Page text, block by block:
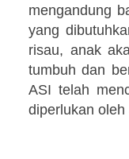
mengandung
yang
risau, anak
tumbuh dan
ASI telah
diperlukan oleh